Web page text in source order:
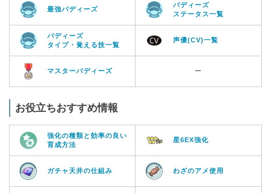
最強バディーズ
バディーズ
ステータス一覧
バディーズ
タイプ・覚える技一覧
声優(CV)一覧
マスターバディーズ ー
お役立ちおすすめ情報
強化の種類と効率の良い
育成方法
星6EX強化
ガチャ天井の仕組み わざのアメ使用